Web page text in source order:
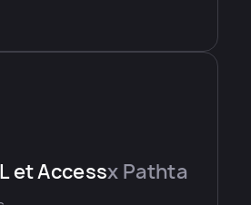
et Accessx Pathta